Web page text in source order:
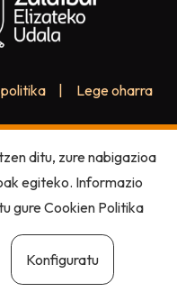
Lege oharra
ditu, zure nabigazioa
egiteko. Informazio
gureCookien Politika
Konfiguratu